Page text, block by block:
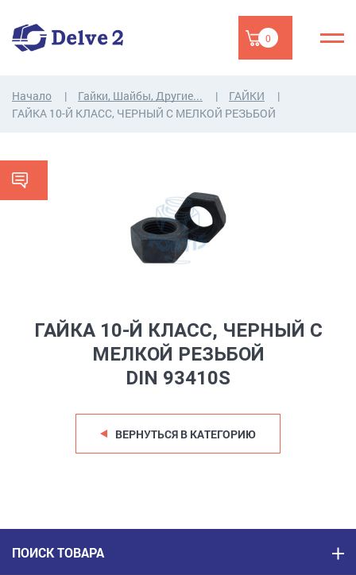
0
Начало Гайки, Шайбы, Другие...
ГАЙКИ
ГАЙКA 10-Й КЛАСС, ЧЕРНЫЙ C МЕЛКОЙ РЕЗЬБОЙ
ГАЙКA 10-Й КЛАСС, ЧЕРНЫЙ C
МЕЛКОЙ РЕЗЬБОЙ
DIN 93410S
ВЕРНУТЬСЯ В КАТЕГОРИЮ
ПОИСК ТОВАРА